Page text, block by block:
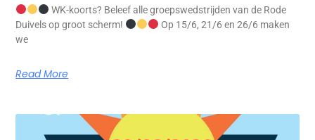
WK-koorts? Beleef alle groepswedstrijden van de Rode
Duivels op groot scherm!
Op 15/6, 21/6 en 26/6 maken
we
Read More